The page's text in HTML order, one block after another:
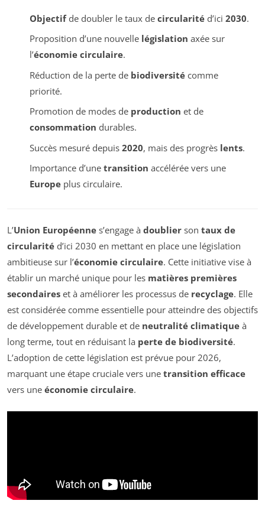
Objectifde doubler le taux de circularitéd’ici 2030.
Proposition d’une nouvelle législation axée sur
l’économie circulaire.
Réduction de la perte de biodiversitécomme
priorité.
Promotion de modes de production et de
consommation durables.
Succès mesuré depuis 2020, mais des progrès lents.
Importance d’une transition accélérée vers une
Europeplus circulaire.
L’Union Européenne s’engage à doublier son taux de
circularité d’ici 2030 en mettant en place une législation
ambitieuse sur l’économie circulaire. Cette initiative vise à
établir un marché unique pour les matières premières
secondaires et à améliorer les processus de recyclage. Elle
est considérée comme essentielle pour atteindre des objectifs
de développement durable et de neutralité climatique à
long terme, tout en réduisant la perte de biodiversité.
L’adoption de cette législation est prévue pour 2026,
marquant une étape cruciale vers une transition efficace
vers une économie circulaire.